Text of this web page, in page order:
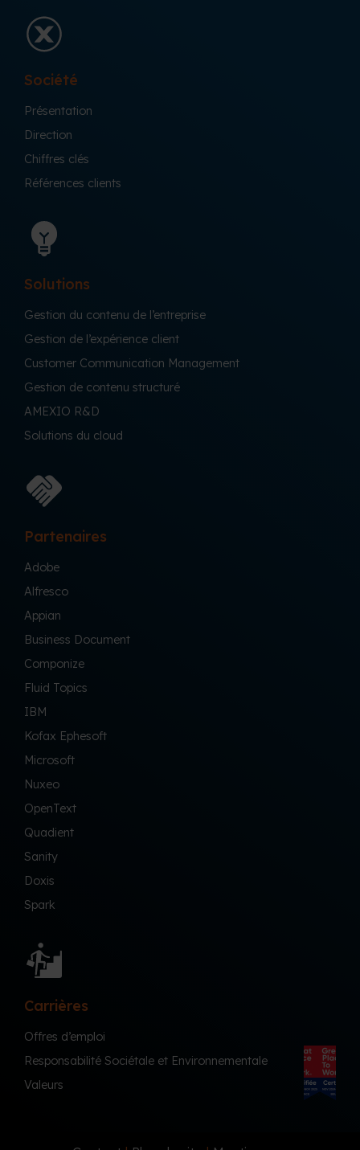
Société
Présentation
Direction
Chiffres clés
Références clients
Solutions
Gestion du contenu de l’entreprise
Gestion de l’expérience client
Customer Communication Management
Gestion de contenu structuré
AMEXIO R&D
Solutions du cloud
Partenaires
Adobe
Alfresco
Appian
Business Document
Componize
Fluid Topics
IBM
Kofax Ephesoft
Microsoft
Nuxeo
OpenText
Quadient
Sanity
Doxis
Spark
Carrières
Offres d’emploi
Responsabilité Sociétale et Environnementale
Valeurs